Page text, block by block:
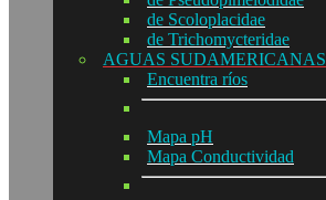
de Scoloplacidae
de Trichomycteridae
AGUAS SUDAMERICANAS
Encuentra ríos
Mapa pH
Mapa Conductividad